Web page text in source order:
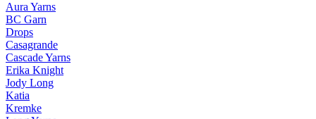
Aura Yarns
BC Garn
Drops
Casagrande
Cascade Yarns
Erika Knight
Jody Long
Katia
Kremke